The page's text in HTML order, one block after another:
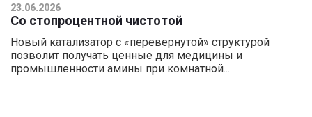
23.06.2026
Со стопроцентной чистотой
Новый катализатор с «перевернутой» структурой
позволит получать ценные для медицины и
промышленности амины при комнатной...